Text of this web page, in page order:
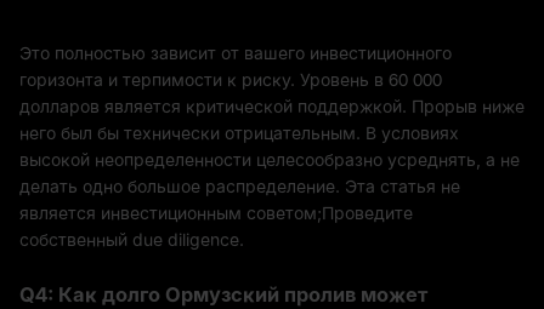
Это полностью зависит от вашего инвестиционного
горизонта и терпимости к риску. Уровень в 60 000
долларов является критической поддержкой. Прорыв ниже
него был бы технически отрицательным. В условиях
высокой неопределенности целесообразно усреднять, а не
делать одно большое распределение. Эта статья не
является инвестиционным советом;Проведите
собственный due diligence.
Q4: Как долго Ормузский пролив может